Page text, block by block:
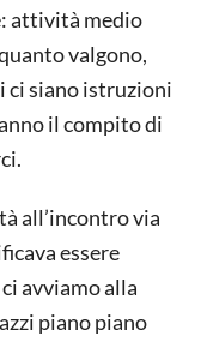
attività medio
valgono,
ci siano istruzioni
il compito di
all’incontro via
essere
avviamo alla
piano piano